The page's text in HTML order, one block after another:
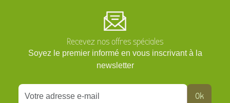
Recevez nos offres spéciales
Soyez le premier informé en vous inscrivant à la
newsletter
Ok